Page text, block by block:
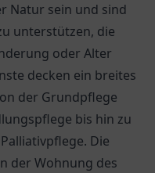
Natur sein und sind
unterstützen, die
oder Alter
decken ein breites
der Grundpflege
bis hin zu
Die
der Wohnung des